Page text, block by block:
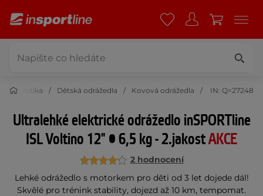
Cyklistika Dětská odrážedla Kovová odrážedla IN: Q=27248
Ultralehké elektrické odrážedlo inSPORTline
ISL Voltino 12" • 6,5 kg - 2.jakostAKCE
2 hodnocení
Lehké odrážedlo s motorkem pro děti od 3 let dojede dál!
Skvělé pro trénink stability, dojezd až 10 km, tempomat.